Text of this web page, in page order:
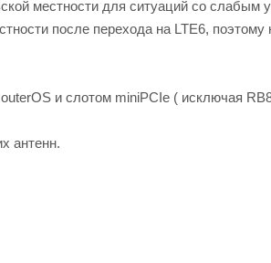
местности для ситуаций со слабым
после перехода на LTE6, поэтому
и слотом miniPCIe ( исключая
антенн.